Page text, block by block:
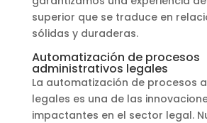
superior que se traduce en
sólidas y duraderas.
Automatización de procesos
administrativos legales
La automatización de procesos
legales es una de las
impactantes en el sector legal.